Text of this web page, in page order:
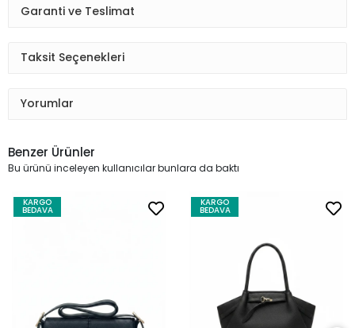
Garanti ve Teslimat
Taksit Seçenekleri
Yorumlar
Benzer Ürünler
Bu ürünü inceleyen kullanıcılar bunlara da baktı
KARGO
BEDAVA
KARGO
BEDAVA